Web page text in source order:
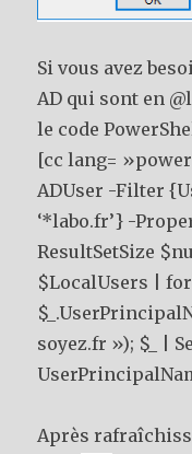
Si vous avez
AD qui sont en
le code
[cc lang=
ADUser -Filter
‘*labo.fr’} -
ResultSetSize
$LocalUsers |
soyez.fr »); $_ |
Après